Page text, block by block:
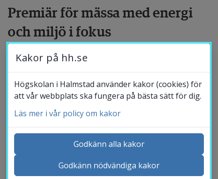
Premiär för mässa med energi
och miljö i fokus
I november var det premiär för Energi- och
miljömässan på Högskolan i Halmstad.
Evenemanget blev en framgångsrik
plattform för nätverkande och samarbete,
där Högskolans studenter och företag knöt
värdefulla kontakter inför framtiden.
Forskning
Samverkan
Om Högskolan
Bibliotek
Kontakta och besök oss
Kakor på hh.se
Högskolan i Halmstad använder kakor (cookies) för
att vår webbplats ska fungera på bästa sätt för dig.
Läs mer i vår policy om kakor
Godkänn alla kakor
Godkänn nödvändiga kakor